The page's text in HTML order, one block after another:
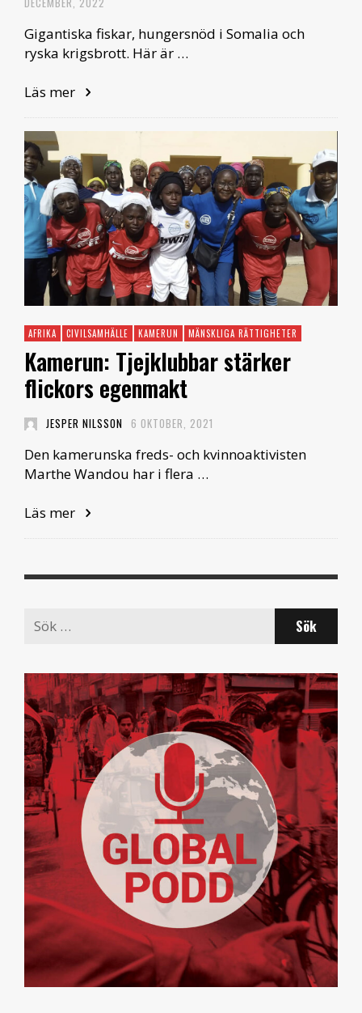
Gigantiska fiskar, hungersnöd i Somalia och
ryska krigsbrott. Här är …
Läs mer
AFRIKA CIVILSAMHÄLLE KAMERUN MÄNSKLIGA RÄTTIGHETER
Kamerun: Tjejklubbar stärker
flickors egenmakt
JESPER NILSSON 6 OKTOBER, 2021
Den kamerunska freds- och kvinnoaktivisten
Marthe Wandou har i flera …
Läs mer
Search
for: